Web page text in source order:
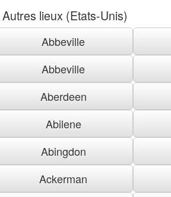
Autres lieux (Etats-Unis)
Abbeville
Abbeville
Aberdeen
Abilene
Abingdon
Ackerman